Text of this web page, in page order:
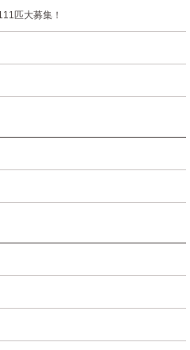
匹大募集！